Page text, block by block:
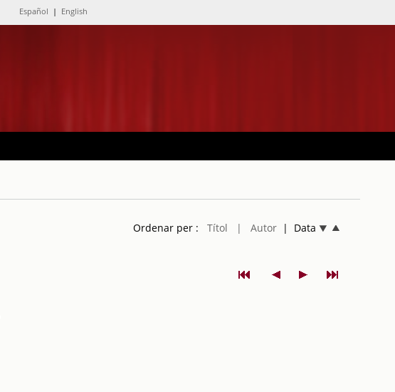
Español | English
Ordenar per : Títol | Autor| Data